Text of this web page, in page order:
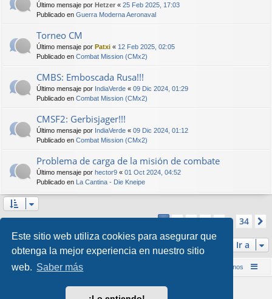
Este sitio web utiliza cookies para asegurar que
obtenga la mejor experiencia en nuestro sitio
web. Saber más
Último mensaje por Hetzer « 25 Feb 2025, 17:03
Publicado en Guerra Moderna Aeronaval
Torneo CM
Último mensaje por Patxi « 12 Feb 2025, 02:05
Publicado en Combat Mission (CMx2)
CMBS: Emboscada Rusa!!!
Último mensaje por IndiaVerde « 09 Dic 2024, 01:29
Publicado en Combat Mission (CMx2)
CMSF2: Gerbisjager!!!
Último mensaje por IndiaVerde « 09 Dic 2024, 01:12
Publicado en Combat Mission (CMx2)
Problema de carga de la misión de combate
Último mensaje por hector9 « 01 Oct 2024, 04:52
Publicado en La Cantina - Die Kneipe
Página1de34
1 2 3 4 5 … 34
Ir a
Inicio (Web) Foro Punta de Lanza Wargames Contáctenos
Desarrollado porphpBB® Forum Software © phpBB Limited